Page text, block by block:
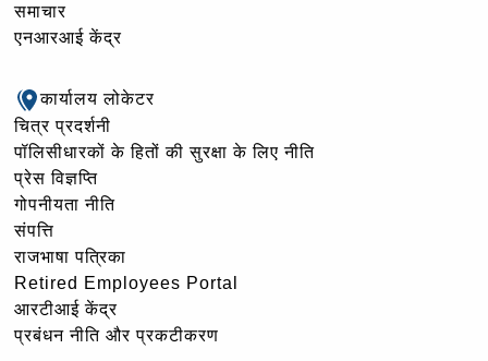
समाचार
एनआरआई केंद्र
कार्यालय लोकेटर
चित्र प्रदर्शनी
पॉलिसीधारकों के हितों की सुरक्षा के लिए नीति
प्रेस विज्ञप्ति
गोपनीयता नीति
संपत्ति
राजभाषा पत्रिका
Retired Employees Portal
आरटीआई केंद्र
प्रबंधन नीति और प्रकटीकरण